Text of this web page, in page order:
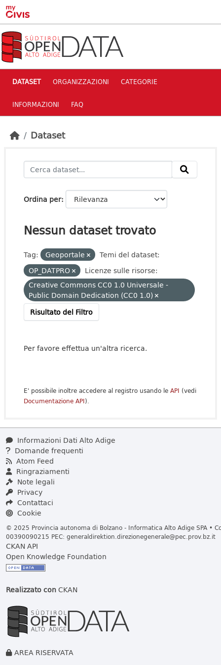
Skip to main content
DATASET ORGANIZZAZIONI CATEGORIE
INFORMAZIONI FAQ
Dataset
Ordina per
Nessun dataset trovato
Tag: Geoportale
Temi del dataset:
OP_DATPRO
Licenze sulle risorse:
Creative Commons CC0 1.0 Universale -
Public Domain Dedication (CC0 1.0)
Risultato del Filtro
Per favore effettua un'altra ricerca.
E' possibile inoltre accedere al registro usando le API (vedi
Documentazione API).
Informazioni Dati Alto Adige
Domande frequenti
Atom Feed
Ringraziamenti
Note legali
Privacy
Contattaci
Cookie
© 2025 Provincia autonoma di Bolzano - Informatica Alto Adige SPA •
00390090215 PEC: generaldirektion.direzionegenerale@pec.prov.bz.it
CKAN API
Open Knowledge Foundation
Realizzato conCKAN
AREA RISERVATA